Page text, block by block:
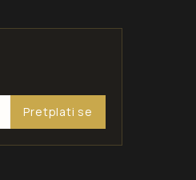
Pretplati se